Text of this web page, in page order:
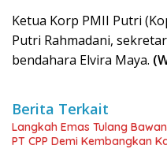
Ketua Korp PMII Putri
Putri Rahmadani,
bendahara Elvira Maya.
Berita Terkait
Langkah Emas Tulang
PT CPP Demi Kembangkan